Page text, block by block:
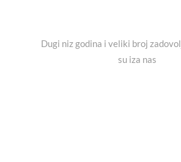
Dugi niz godina i veliki broj
su iza nas